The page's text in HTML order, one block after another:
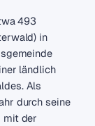
493
in
ländlich
Als
durch seine
mit der